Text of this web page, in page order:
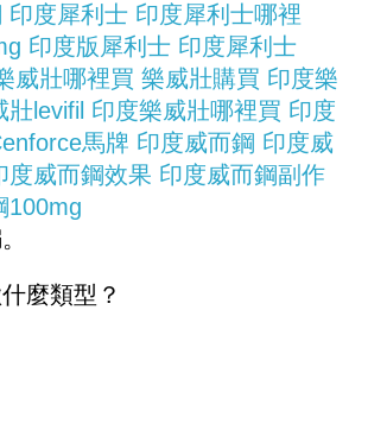
印度犀利士 印度犀利士哪裡
印度版犀利士 印度犀利士
威壯哪裡買 樂威壯購買 印度樂
levifil 印度樂威壯哪裡買 印度
馬牌 印度威而鋼 印度威
度威而鋼效果 印度威而鋼副作
100mg
麼類型？